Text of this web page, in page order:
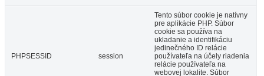
PHPSESSID session
Tento súbor cookie je natívny
pre aplikácie PHP. Súbor
cookie sa používa na
ukladanie a identifikáciu
jedinečného ID relácie
používateľa na účely riadenia
relácie používateľa na
webovej lokalite. Súbor